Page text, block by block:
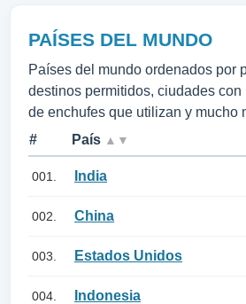
PAÍSES DEL MUNDO
Países del mundo ordenados por
destinos permitidos, ciudades
de enchufes que utilizan y mucho
#
País ▲▼
001. India
002. China
003. Estados Unidos
004. Indonesia